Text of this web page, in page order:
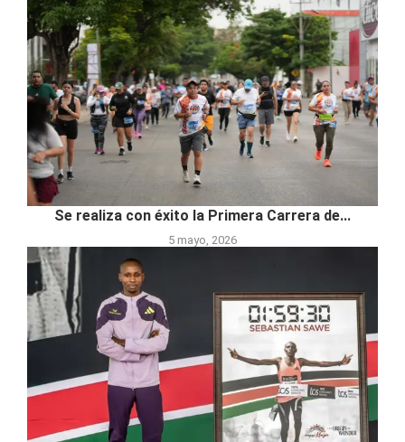
Se realiza con éxito la Primera Carrera de...
5 mayo, 2026